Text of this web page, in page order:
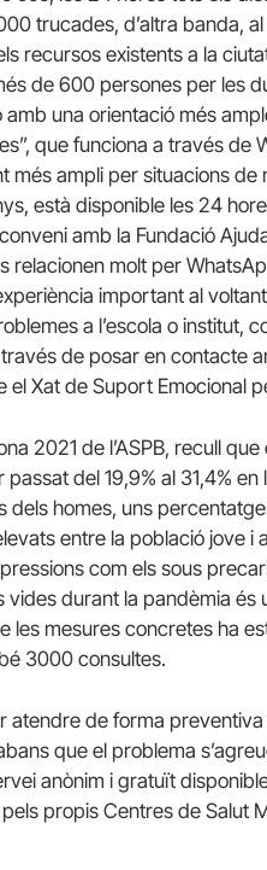
trucades, d’altra banda,
recursos existents a la
de 600 persones per les
una orientació més
que funciona a través de
ampli per situacions de
està disponible les 24
amb la Fundació
relacionen molt per
important al
a l’escola o institut,
de posar en contacte
el Xat de Suport Emocional
2021 de l’ASPB, recull
del 19,9% al 31,4%
dels homes, uns
entre la població jove i
com els sous
durant la pandèmia és
les mesures concretes ha
3000 consultes.
atendre de forma
que el problema
anònim i gratuït
propis Centres de Salut